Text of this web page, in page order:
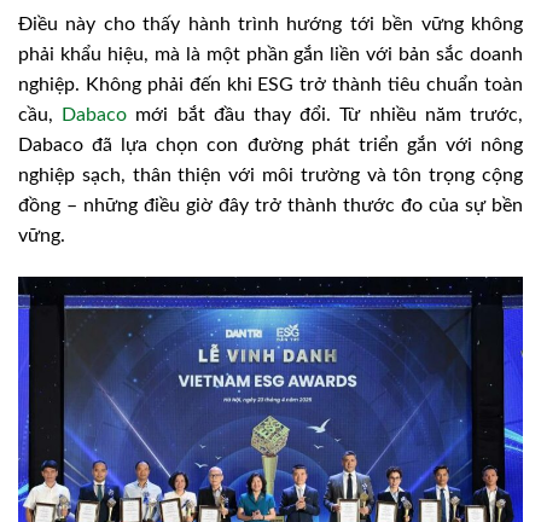
Điều này cho thấy hành trình hướng tới bền vững không
phải khẩu hiệu, mà là một phần gắn liền với bản sắc doanh
nghiệp. Không phải đến khi ESG trở thành tiêu chuẩn toàn
cầu,
Dabaco mới bắt đầu thay đổi. Từ nhiều năm trước,
Dabaco đã lựa chọn con đường phát triển gắn với nông
nghiệp sạch, thân thiện với môi trường và tôn trọng cộng
đồng – những điều giờ đây trở thành thước đo của sự bền
vững.